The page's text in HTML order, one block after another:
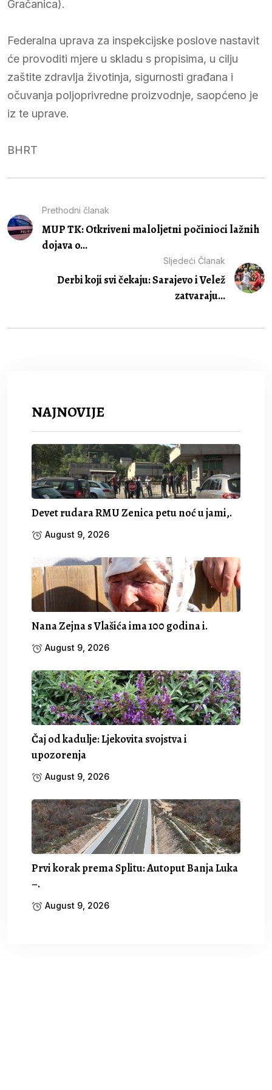
Gračanica).
Federalna uprava za inspekcijske poslove nastavit
će provoditi mjere u skladu s propisima, u cilju
zaštite zdravlja životinja, sigurnosti građana i
očuvanja poljoprivredne proizvodnje, saopćeno je
iz te uprave.
BHRT
Prethodni članak
MUP TK: Otkriveni maloljetni počinioci lažnih
dojava o...
Sljedeći Članak
Derbi koji svi čekaju: Sarajevo i Velež
zatvaraju...
NAJNOVIJE
Devet rudara RMU Zenica petu noć u jami,.
August 9, 2026
Nana Zejna s Vlašića ima 100 godina i.
August 9, 2026
Čaj od kadulje: Ljekovita svojstva i
upozorenja
August 9, 2026
Prvi korak prema Splitu: Autoput Banja Luka
–.
August 9, 2026